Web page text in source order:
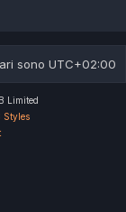
sono UTC+02:00
Limited
Styles